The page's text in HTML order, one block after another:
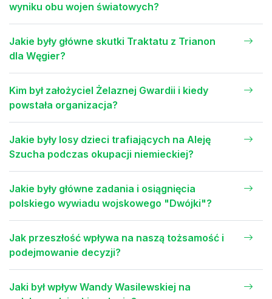
wyniku obu wojen światowych?
Jakie były główne skutki Traktatu z Trianon
dla Węgier?
Kim był założyciel Żelaznej Gwardii i kiedy
powstała organizacja?
Jakie były losy dzieci trafiających na Aleję
Szucha podczas okupacji niemieckiej?
Jakie były główne zadania i osiągnięcia
polskiego wywiadu wojskowego "Dwójki"?
Jak przeszłość wpływa na naszą tożsamość i
podejmowanie decyzji?
Jaki był wpływ Wandy Wasilewskiej na